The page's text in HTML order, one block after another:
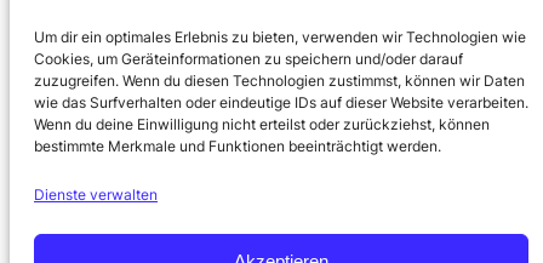
Um dir ein optimales Erlebnis zu bieten, verwenden wir Technologien wie
Cookies, um Geräteinformationen zu speichern und/oder darauf
zuzugreifen. Wenn du diesen Technologien zustimmst, können wir Daten
wie das Surfverhalten oder eindeutige IDs auf dieser Website verarbeiten.
Wenn du deine Einwilligung nicht erteilst oder zurückziehst, können
bestimmte Merkmale und Funktionen beeinträchtigt werden.
Dienste verwalten
Rechtliches
Datenschutzerklärung
Cookie-Richtlinie